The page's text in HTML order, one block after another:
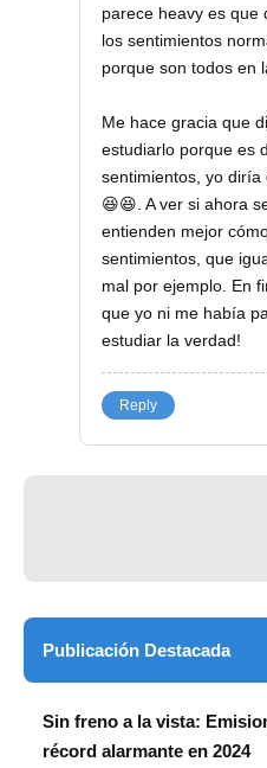
parece heavy es que
los sentimientos
porque son todos en
Me hace gracia que
estudiarlo porque es
sentimientos, yo
😆😆. A ver si ahora
entienden mejor
sentimientos, que
mal por ejemplo. En
que yo ni me había
estudiar la verdad!
Reply
Publicación Destacada
Sin freno a la vista:
récord alarmante en 2024